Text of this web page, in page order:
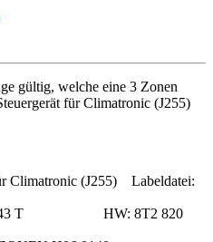
gültig, welche eine 3 Zonen
für Climatronic (J255)
Climatronic (J255) Labeldatei:
043 T HW: 8T2 820